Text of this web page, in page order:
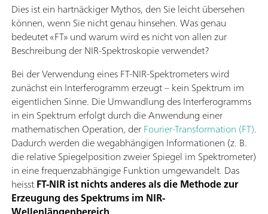
Dies ist ein hartnäckiger Mythos, den Sie leicht übersehen
können, wenn Sie nicht genau hinsehen. Was genau
bedeutet «FT» und warum wird es nicht von allen zur
Beschreibung der NIR-Spektroskopie verwendet?
Bei der Verwendung eines FT-NIR-Spektrometers wird
zunächst ein Interferogramm erzeugt – kein Spektrum im
eigentlichen Sinne. Die Umwandlung des Interferogramms
in ein Spektrum erfolgt durch die Anwendung einer
mathematischen Operation, derFourier-Transformation (FT).
Dadurch werden die wegabhängigen Informationen (z. B.
die relative Spiegelposition zweier Spiegel im Spektrometer)
in eine frequenzabhängige Funktion umgewandelt. Das
heisstFT-NIR ist nichts anderes als die Methode zur
Erzeugung des Spektrums im NIR-